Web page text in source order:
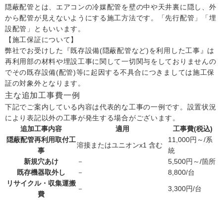
隠蔽配管とは、エアコンの冷媒配管を壁の中や天井裏に隠し、外
から配管が見えないようにする施工方法です。「先行配管」「埋
設配管」ともいいます。
【施工保証について】
弊社でお受けした『既存設備(隠蔽配管など)を利用した工事』は
再利用部の材料や埋設工事に関して一切関与をしておりませんの
でその既存設備(配管)等に起因する不具合につきましては施工保
証の対象外となります。
主な追加工事費一例
下記でご案内している内容は代表的な工事の一例です。設置状況
により表記以外の工事が発生する場合がございます。
追加工事内容
適用
工事費(税込)
隠蔽配管再利用取付工
事
溶接またはユニオンx1 含む
11,000円～/系
統
新規穴あけ
－
5,500円～/箇所
既存機器取外し
－
8,800/台
リサイクル・収集運搬
費
－ 3,300円/台